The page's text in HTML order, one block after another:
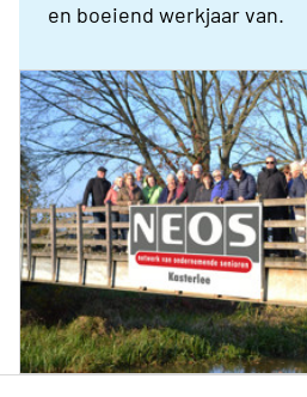
en boeiend werkjaar van.